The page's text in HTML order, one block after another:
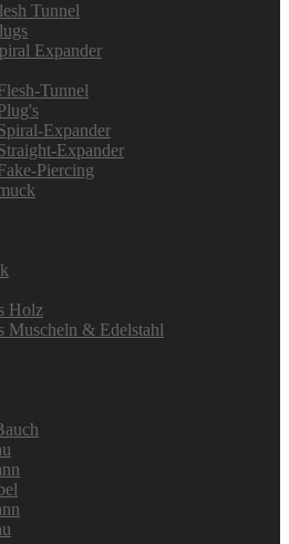
Tunnel
Expander
Tunnel
Expander
Expander
Piercing
Holz
Muscheln & Edelstahl